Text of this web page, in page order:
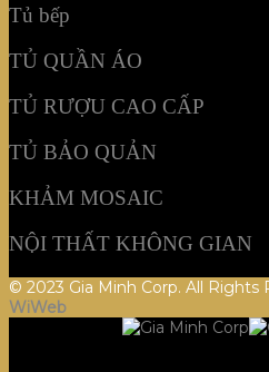
Tủ bếp
TỦ QUẦN ÁO
TỦ RƯỢU CAO CẤP
TỦ BẢO QUẢN
KHẢM MOSAIC
NỘI THẤT KHÔNG GIAN
© 2023 Gia Minh Corp. All Rights
WiWeb